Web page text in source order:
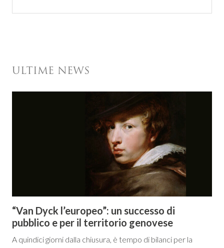
ULTIME NEWS
“Van Dyck l’europeo”: un successo di
pubblico e per il territorio genovese
A quindici giorni dalla chiusura, è tempo di bilanci per la